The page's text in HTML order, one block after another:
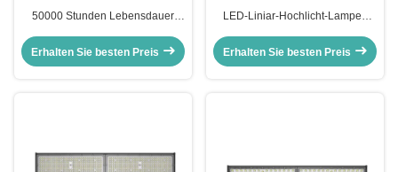
50000 Stunden Lebensdauer
100W 120W 150W 200W 240W
und 300W Leistungsoptionen für
Erhalten Sie besten Preis
LED-Liniar-Hochlicht-Lampen
Lager-Industrieanlagen und
kommerzielle
Erhalten Sie besten Preis